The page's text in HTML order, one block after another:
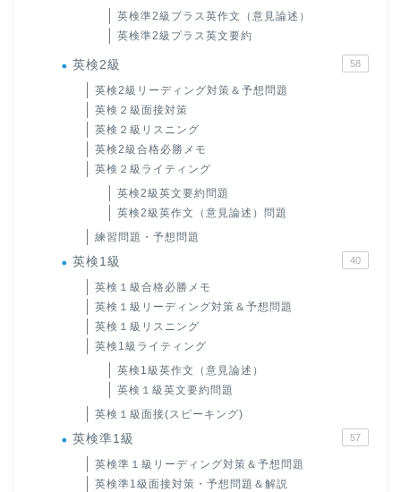
英検準2級プラス英作文（意見論述）
英検準2級プラス英文要約
英検2級 58
英検2級リーディング対策＆予想問題
英検２級面接対策
英検２級リスニング
英検2級合格必勝メモ
英検２級ライティング
英検2級英文要約問題
英検2級英作文（意見論述）問題
練習問題・予想問題
英検1級 40
英検１級合格必勝メモ
英検１級リーディング対策＆予想問題
英検１級リスニング
英検1級ライティング
英検1級英作文（意見論述）
英検１級英文要約問題
英検１級面接(スピーキング)
英検準1級 57
英検準１級リーディング対策＆予想問題
英検準1級面接対策・予想問題＆解説